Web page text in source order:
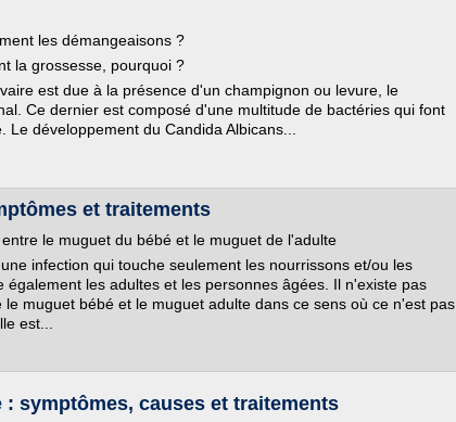
les démangeaisons ?
la grossesse, pourquoi ?
est due à la présence d'un champignon ou levure, le
Ce dernier est composé d'une multitude de bactéries qui font
développement du Candida Albicans...
et traitements
le muguet du bébé et le muguet de l'adulte
infection qui touche seulement les nourrissons et/ou les
également les adultes et les personnes âgées. Il n'existe pas
muguet bébé et le muguet adulte dans ce sens où ce n'est pas
est...
: symptômes, causes et traitements